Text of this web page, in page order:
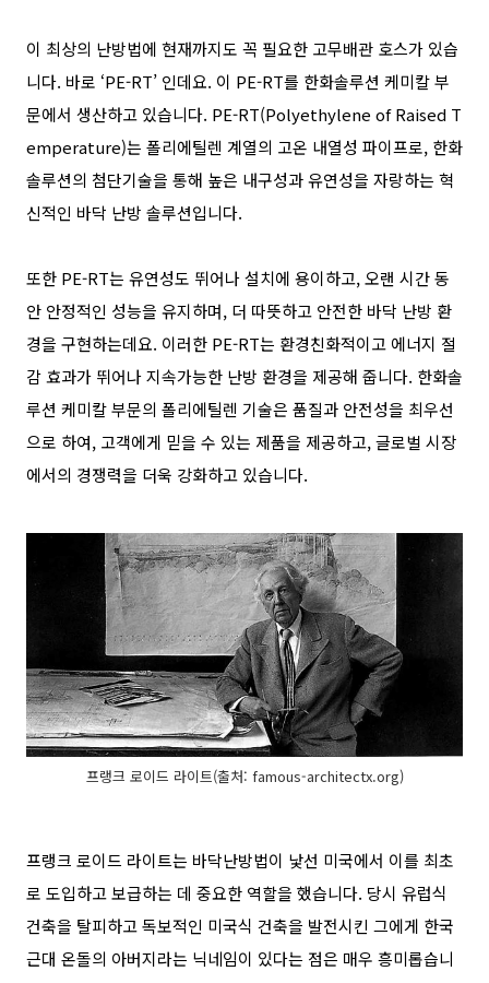
이 최상의 난방법에 현재까지도 꼭 필요한 고무배관 호스가 있습
니다. 바로 ‘PE-RT’ 인데요. 이 PE-RT를 한화솔루션 케미칼 부
문에서 생산하고 있습니다. PE-RT(Polyethylene of Raised T
emperature)는 폴리에틸렌 계열의 고온 내열성 파이프로, 한화
솔루션의 첨단기술을 통해 높은 내구성과 유연성을 자랑하는 혁
신적인 바닥 난방 솔루션입니다.
또한 PE-RT는 유연성도 뛰어나 설치에 용이하고, 오랜 시간 동
안 안정적인 성능을 유지하며, 더 따뜻하고 안전한 바닥 난방 환
경을 구현하는데요. 이러한 PE-RT는 환경친화적이고 에너지 절
감 효과가 뛰어나 지속가능한 난방 환경을 제공해 줍니다. 한화솔
루션 케미칼 부문의 폴리에틸렌 기술은 품질과 안전성을 최우선
으로 하여, 고객에게 믿을 수 있는 제품을 제공하고, 글로벌 시장
에서의 경쟁력을 더욱 강화하고 있습니다.
프랭크 로이드 라이트(출처: famous-architectx.org)
프랭크 로이드 라이트는 바닥난방법이 낯선 미국에서 이를 최초
로 도입하고 보급하는 데 중요한 역할을 했습니다. 당시 유럽식
건축을 탈피하고 독보적인 미국식 건축을 발전시킨 그에게 한국
근대 온돌의 아버지라는 닉네임이 있다는 점은 매우 흥미롭습니